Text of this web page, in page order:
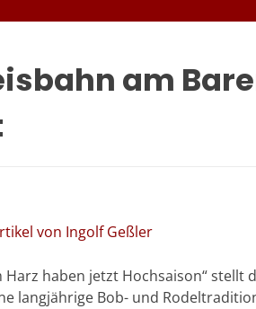
am
von Ingolf Geßler
haben jetzt Hochsaison“
langjährige Bob- und